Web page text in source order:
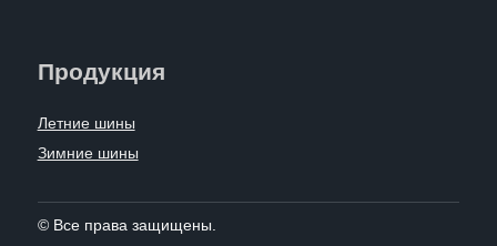
Продукция
Летние шины
Зимние шины
© Все права защищены.